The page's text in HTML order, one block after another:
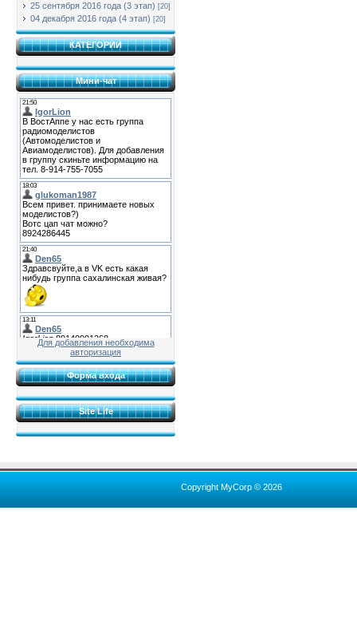
25 сентября 2016 года (3 этап) [20]
04 декабря 2016 года (4 этап) [20]
КАТЕГОРИИ
Мини-чат
Для добавления необходима
авторизация
Форма входа
Site Life
Copyright MyCorp © 2026